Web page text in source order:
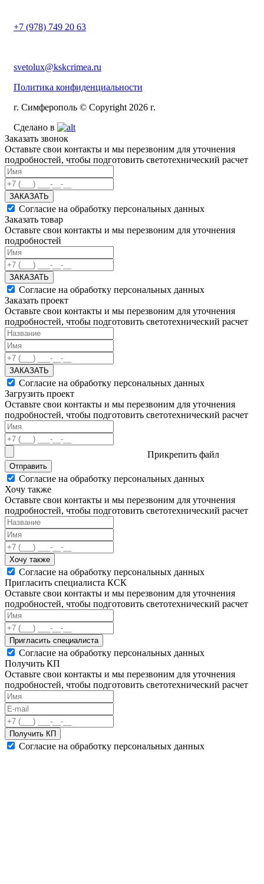
+7 (978) 749 20 63
svetolux@kskcrimea.ru
Политика конфиденциальности
г. Симферополь © Copyright 2026 г.
Сделано в
Заказать звонок
Оставьте свои контакты и мы перезвоним для уточнения
подробностей, чтобы подготовить светотехнический расчет
ЗАКАЗАТЬ
Согласие на обработку персональных данных
Заказать товар
Оставьте свои контакты и мы перезвоним для уточнения
подробностей
ЗАКАЗАТЬ
Согласие на обработку персональных данных
Заказать проект
Оставьте свои контакты и мы перезвоним для уточнения
подробностей, чтобы подготовить светотехнический расчет
ЗАКАЗАТЬ
Согласие на обработку персональных данных
Загрузить проект
Оставьте свои контакты и мы перезвоним для уточнения
подробностей, чтобы подготовить светотехнический расчет
Прикрепить файл
Отправить
Согласие на обработку персональных данных
Хочу также
Оставьте свои контакты и мы перезвоним для уточнения
подробностей, чтобы подготовить светотехнический расчет
Хочу также
Согласие на обработку персональных данных
Пригласить специалиста КСК
Оставьте свои контакты и мы перезвоним для уточнения
подробностей, чтобы подготовить светотехнический расчет
Пригласить специалиста
Согласие на обработку персональных данных
Получить КП
Оставьте свои контакты и мы перезвоним для уточнения
подробностей, чтобы подготовить светотехнический расчет
Получить КП
Согласие на обработку персональных данных